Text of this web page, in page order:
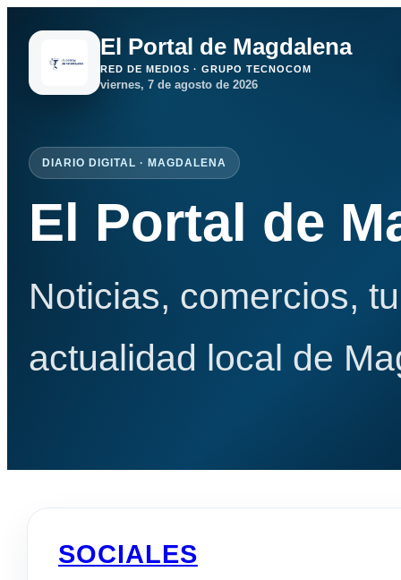
El Portal de Magdalena
RED DE MEDIOS · GRUPO TECNOCOM
viernes, 7 de agosto de 2026
DIARIO DIGITAL · MAGDALENA
El Portal de
Noticias, comercios,
actualidad local de
SOCIALES